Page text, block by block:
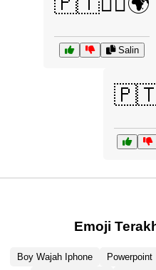
Salin
Emoji
Boy Wajah Iphone Powerpoint